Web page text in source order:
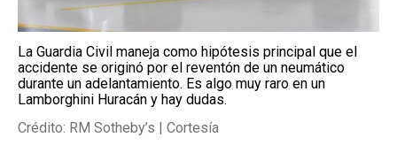
La Guardia Civil maneja como hipótesis principal que el
accidente se originó por el reventón de un neumático
durante un adelantamiento. Es algo muy raro en un
Lamborghini Huracán y hay dudas.
Crédito: RM Sotheby’s | Cortesía